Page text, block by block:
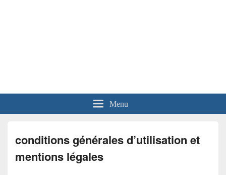
Menu
conditions générales d’utilisation et
mentions légales